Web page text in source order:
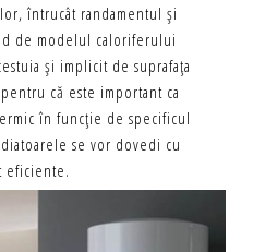
întrucât randamentul şi
de modelul caloriferului
şi implicit de suprafaţa
că este important ca
în funcţie de specificul
se vor dovedi cu
eficiente.